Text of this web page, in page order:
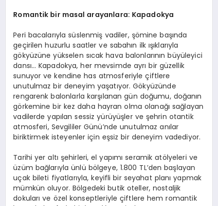
Romantik bir masal arayanlara: Kapadokya
Peri bacalarıyla süslenmiş vadiler, şömine başında
geçirilen huzurlu saatler ve sabahın ilk ışıklarıyla
gökyüzüne yükselen sıcak hava balonlarının büyüleyici
dansı… Kapadokya, her mevsimde ayrı bir güzellik
sunuyor ve kendine has atmosferiyle çiftlere
unutulmaz bir deneyim yaşatıyor. Gökyüzünde
rengarenk balonlarla karşılanan gün doğumu, doğanın
görkemine bir kez daha hayran olma olanağı sağlayan
vadilerde yapılan sessiz yürüyüşler ve şehrin otantik
atmosferi, Sevgililer Günü’nde unutulmaz anılar
biriktirmek isteyenler için eşsiz bir deneyim vadediyor.
Tarihi yer altı şehirleri, el yapımı seramik atölyeleri ve
üzüm bağlarıyla ünlü bölgeye, 1.800 TL’den başlayan
uçak bileti fiyatlarıyla, keyifli bir seyahat planı yapmak
mümkün oluyor. Bölgedeki butik oteller, nostaljik
dokuları ve özel konseptleriyle çiftlere hem romantik